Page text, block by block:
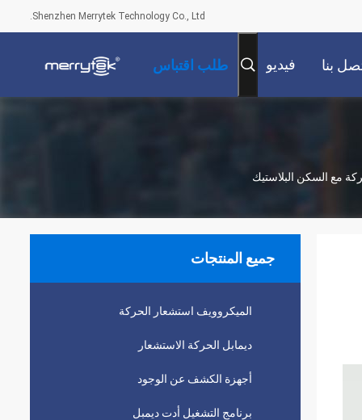
Shenzhen Merrytek Technology Co., Ltd.
بنا فيديو طلب اقتباس
جميع المنتجات
الميكروويف استشعار الحركة
ديمابل الحركة الاستشعار
أجهزة الكشف عن الوجود
برنامج التشغيل أدت ديمبل